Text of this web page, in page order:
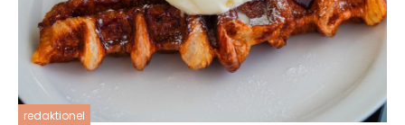
redaktionel